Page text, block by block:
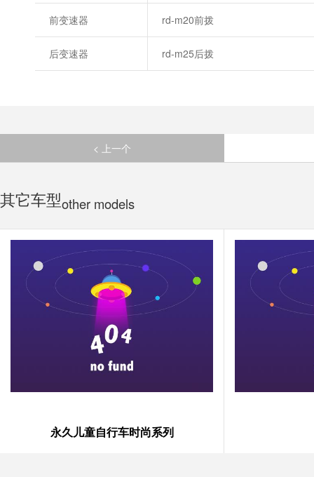
前变速器 rd-m20前拨
后变速器 rd-m25后拨
< 上一个
其它车型other models
永久儿童自行车时尚系列